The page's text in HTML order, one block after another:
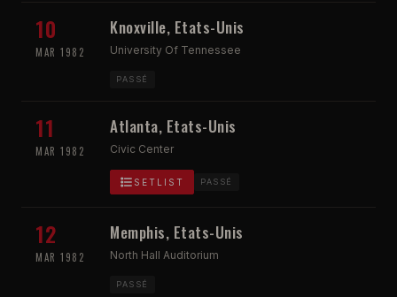
10
MAR 1982
Knoxville, Etats-Unis
University Of Tennessee
PASSÉ
11
MAR 1982
Atlanta, Etats-Unis
Civic Center
SETLIST PASSÉ
12
MAR 1982
Memphis, Etats-Unis
North Hall Auditorium
PASSÉ